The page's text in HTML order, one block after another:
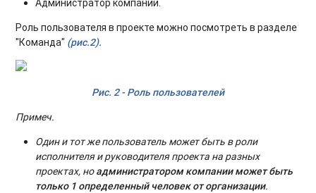
Администратор компании.
Роль пользователя в проекте можно посмотреть в разделе
"Команда" (рис.2).
Рис. 2 - Роль пользователей
Примеч.
Один и тот же пользователь может быть в роли
исполнителя и руководителя проекта на разных
проектах, ноадминистратором компании может быть
только 1 определенный человек от организации.